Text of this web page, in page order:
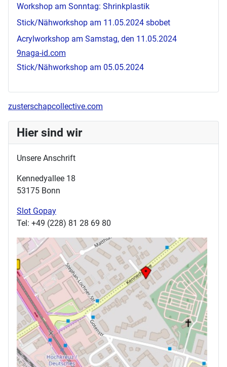
Workshop am Sonntag: Shrinkplastik
Stick/Nähworkshop am 11.05.2024 sbobet
Acrylworkshop am Samstag, den 11.05.2024
9naga-id.com
Stick/Nähworkshop am 05.05.2024
zusterschapcollective.com
Hier sind wir
Unsere Anschrift
Kennedyallee 18
53175 Bonn
Slot Gopay
Tel: +49 (228) 81 28 69 80